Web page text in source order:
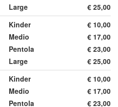
Large
€ 25,00
Kinder
€ 10,00
Medio
€ 17,00
Pentola
€ 23,00
Large
€ 25,00
Kinder
€ 10,00
Medio
€ 17,00
Pentola
€ 23,00